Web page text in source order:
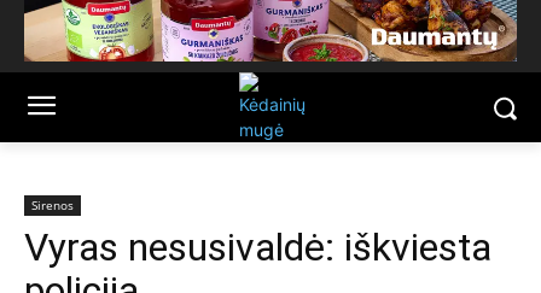
Sirenos
Vyras nesusivaldė: iškviesta